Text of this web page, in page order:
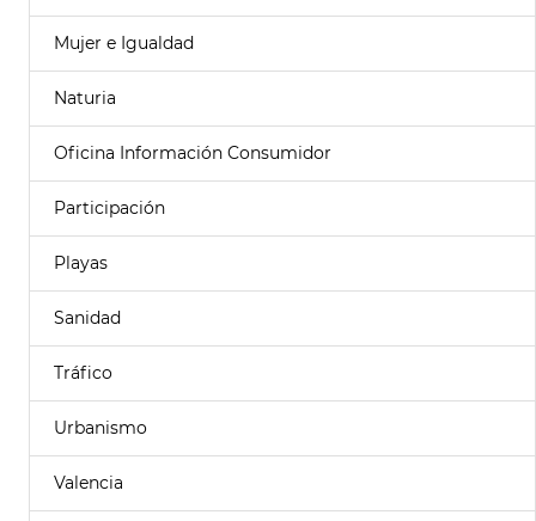
Mujer e Igualdad
Naturia
Oficina Información Consumidor
Participación
Playas
Sanidad
Tráfico
Urbanismo
Valencia